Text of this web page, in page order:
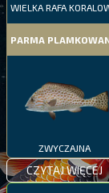
WIELKA RAFA
PARMA
ZWYCZAJNA
CZYTAJ WIĘCEJ